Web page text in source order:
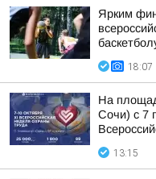
Ярким
18:07
На
Сочи) с 7
13:15